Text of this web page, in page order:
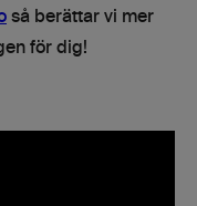
så berättar vi mer
för dig!